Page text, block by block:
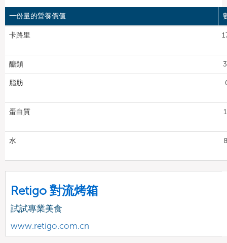
一份量的營養價值
卡路里
醣類
脂肪
蛋白質
水
Retigo 對流烤箱
試試專業美食
www.retigo.com.cn